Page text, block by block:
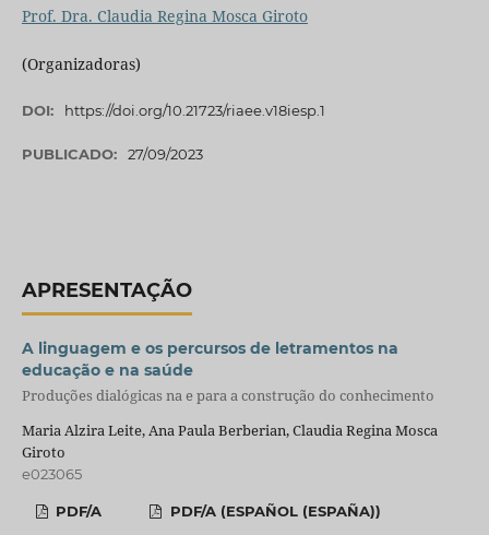
Prof. Dra. Claudia Regina Mosca Giroto
(Organizadoras)
DOI: https://doi.org/10.21723/riaee.v18iesp.1
PUBLICADO: 27/09/2023
APRESENTAÇÃO
A linguagem e os percursos de letramentos na
educação e na saúde
Produções dialógicas na e para a construção do conhecimento
Maria Alzira Leite, Ana Paula Berberian, Claudia Regina Mosca
Giroto
e023065
PDF/A PDF/A (ESPAÑOL (ESPAÑA))